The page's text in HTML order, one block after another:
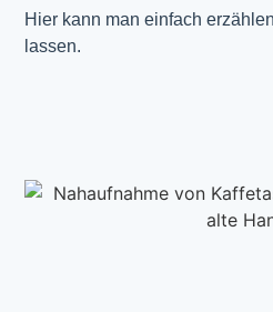
Hier kann man einfach
lassen.